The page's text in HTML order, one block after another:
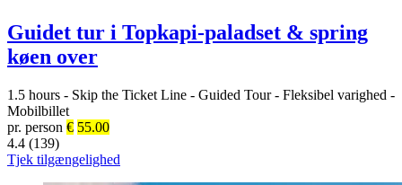
Guidet tur i Topkapi-paladset & spring
køen over
1.5 hours - Skip the Ticket Line - Guided Tour - Fleksibel varighed -
Mobilbillet
pr. person € 55.00
4.4 (139)
Tjek tilgængelighed